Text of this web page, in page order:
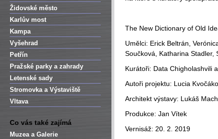
Židovské město
Karlův most
Kampa
Vyšehrad
Petřín
Pražské parky a zahrady
Letenské sady
Stromovka a Výstaviště
Vltava
Co vás také zajímá
Muzea a Galerie
The New Dictionary of Old
Umělci: Erick Beltrán,
Součková, Katharina
Kurátoři: Data Chigholashvili
Autoři projektu: Lucia
Architekt výstavy: Lukáš
Produkce: Jan Vítek
Vernisáž: 20. 2. 2019